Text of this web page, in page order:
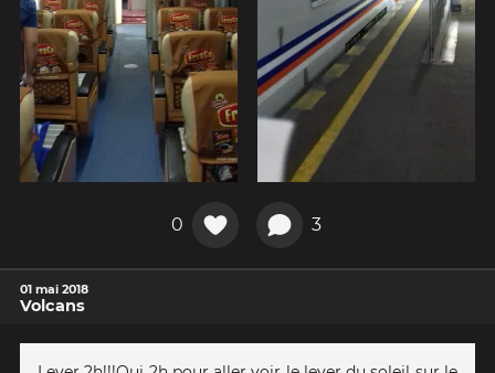
0 3
01 mai 2018
Volcans